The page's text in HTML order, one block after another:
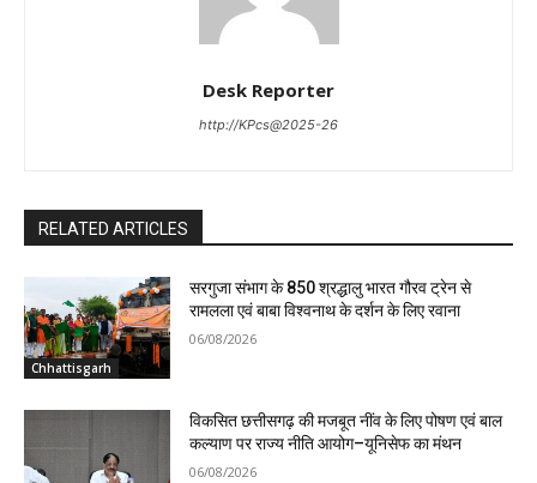
Desk Reporter
http://KPcs@2025-26
RELATED ARTICLES
Chhattisgarh
सरगुजा संभाग के 850 श्रद्धालु भारत गौरव ट्रेन से
रामलला एवं बाबा विश्वनाथ के दर्शन के लिए रवाना
06/08/2026
विकसित छत्तीसगढ़ की मजबूत नींव के लिए पोषण एवं बाल
कल्याण पर राज्य नीति आयोग–यूनिसेफ का मंथन
06/08/2026